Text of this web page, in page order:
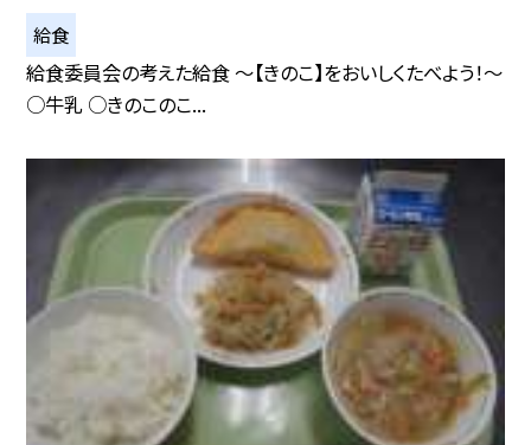
給食
給食委員会の考えた給食 〜【きのこ】をおいしくたべよう！〜
○牛乳 ○きのこのこ...